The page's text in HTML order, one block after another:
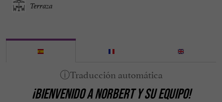
Terraza
¡BIENVENIDO ANORBERTY SU EQUIPO!